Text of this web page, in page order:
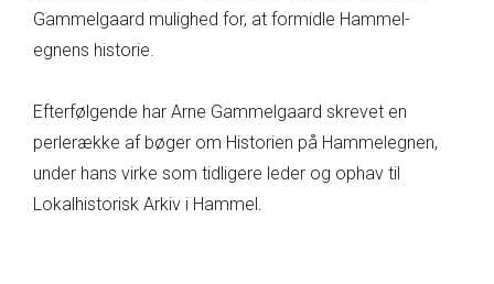
Gammelgaard mulighed for, at formidle Hammel-
egnens historie.
Efterfølgende har Arne Gammelgaard skrevet en
perlerække af bøger om Historien på Hammelegnen,
under hans virke som tidligere leder og ophav til
Lokalhistorisk Arkiv i Hammel.